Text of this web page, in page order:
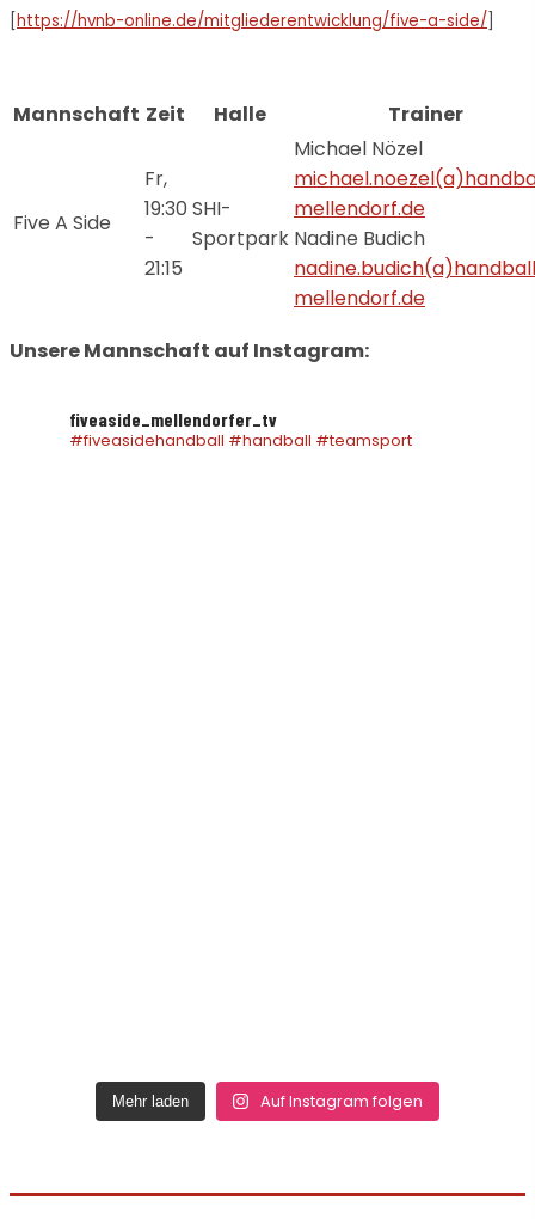
[https://hvnb-online.de/mitgliederentwicklung/five-a-side/
Mannschaft Zeit Halle Trainer
Five A Side
Fr,
19:30
-
21:15
SHI-
Sportpark
Michael Nözel
mellendorf.de
Nadine Budich
mellendorf.de
Unsere Mannschaft auf Instagram:
fiveaside_mellendorfer_tv
#fiveasidehandball #handball #teamsport
Mehr laden Auf Instagram folgen